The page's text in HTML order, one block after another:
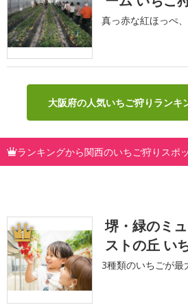
真っ赤な紅ほっぺ
大阪府の人気いちご狩りランキ
ランキングから関西のいちご狩りスポ
1
堺・緑のミ
ストの丘 い
3種類のいちごが